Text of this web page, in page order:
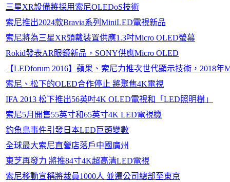
三星XR設備將採用索尼OLEDoS技術
索尼推出2024款Bravia系列MiniLED電視新品
索尼將為三星XR頭戴裝置供應1.3吋Micro OLED螢幕
Rokid發表AR眼鏡新品，SONY供應Micro OLED
【LEDforum 2016】蘋果、索尼力推次世代顯示技術，2018年
索尼、松下的OLED合作停止 將聚焦4K電視
IFA 2013 松下推出56英吋4K OLED電視和「LED照明樹」
索尼5月開售55英寸和65英寸4K LED電視機
釣魚島事件引發日本LED巨頭變數
全球最大索尼直營店落戶中國廣州
東芝再發力 將推84寸4K超高清LED電視
索尼移動宣稱將裁員1000人 並遷公司總部至東京